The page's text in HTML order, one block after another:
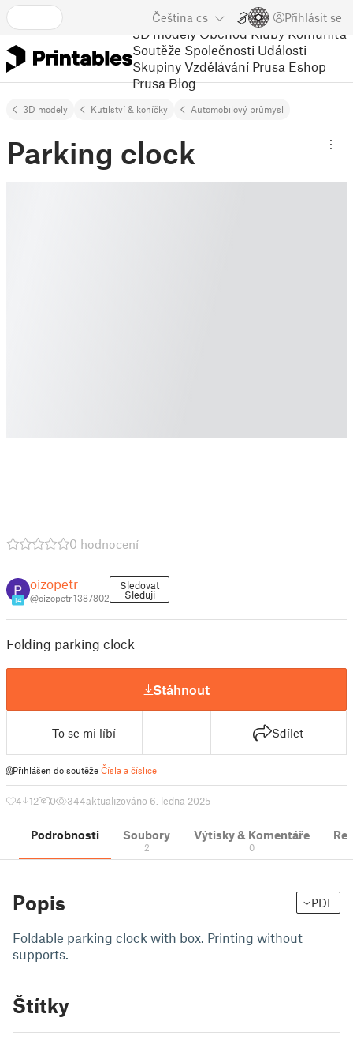
Čeština cs Přihlásit se
3D modely Obchod Kluby Komunita
Soutěže Společnosti Události
Skupiny Vzdělávání Prusa Eshop
Prusa Blog
3D modely Kutilství & koníčky Automobilový průmysl
Parking clock
0 hodnocení
14
oizopetr
@oizopetr_1387802
Sledovat
Sleduji
Folding parking clock
Stáhnout
To se mi líbí Sdílet
Přihlášen do soutěže Čísla a číslice
4 12 0 344aktualizováno 6. ledna 2025
Podrobnosti Soubory
2
Výtisky & Komentáře
0
Popis PDF
Foldable parking clock with box. Printing without
supports.
Štítky